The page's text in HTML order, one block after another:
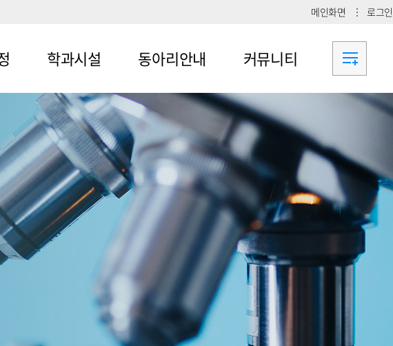
메인화면 로그인
학과시설
메뉴3-1
메뉴3-2
동아리안내
메뉴4-1
메뉴4-2
메뉴4-3
커뮤니티
공지사항